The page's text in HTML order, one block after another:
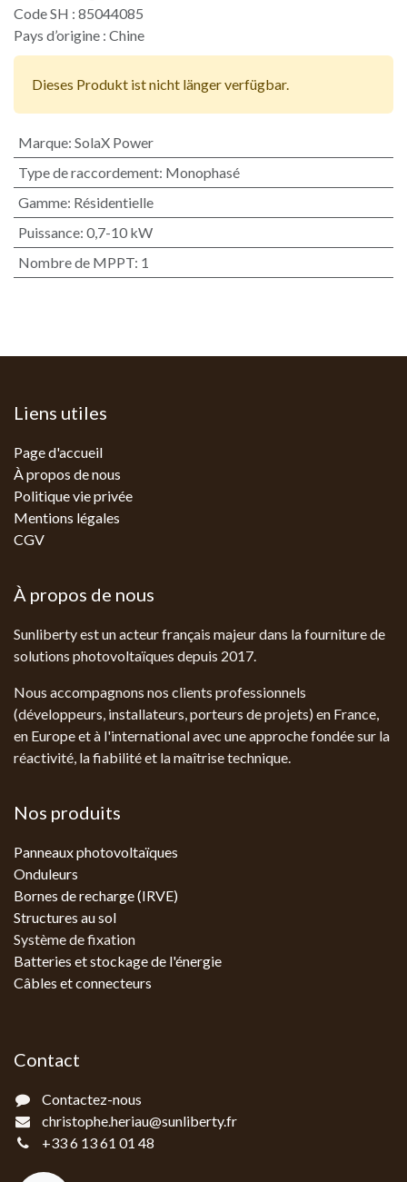
Code SH : 85044085
Pays d’origine : Chine​
Dieses Produkt ist nicht länger verfügbar.
Marque: SolaX Power
Type de raccordement: Monophasé
Gamme: Résidentielle
Puissance: 0,7-10 kW
Nombre de MPPT: 1
Liens utiles
Page d'accueil
À propos de nous
Politique vie privée
Mentions légales
CGV
À propos de nous
Sunliberty est un acteur français majeur dans la fourniture de
solutions photovoltaïques depuis 2017.
Nous accompagnons nos clients professionnels
(développeurs, installateurs, porteurs de projets) en France,
en Europe et à l'international avec une approche fondée sur la
réactivité, la fiabilité et la maîtrise technique.
Nos produits
Panneaux photovoltaïques
Onduleurs
Bornes de recharge (IRVE)
Structures au sol
Système de fixation
Batteries et stockage de l'énergie
Câbles et connecteurs
Contact
Contactez-nous
christophe.heriau@sunliberty.fr
+33 6 13 61 01 48‬